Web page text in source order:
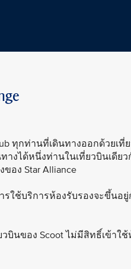
ทุกท่านที่เดินทางออกด้วยเที่
างได้หนึ่งท่านในเที่ยวบินเดีย
อง Star Alliance
ใช้บริการห้องรับรองจะขึ้นอ
บินของ Scoot ไม่มีสิทธิ์เข้าใช้